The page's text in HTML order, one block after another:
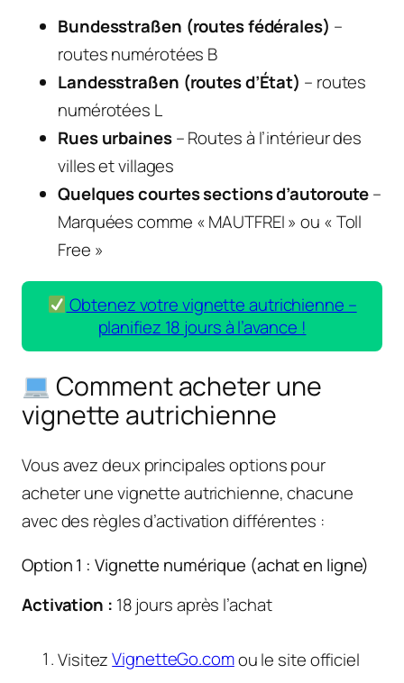
Bundesstraßen (routes fédérales) –
routes numérotées B
Landesstraßen (routes d’État) – routes
numérotées L
Rues urbaines– Routes à l’intérieur des
villes et villages
Quelques courtes sections d’autoroute–
Marquées comme « MAUTFREI » ou « Toll
Free »
Obtenez votre vignette autrichienne –
planifiez 18 jours à l’avance !
Comment acheter une
vignette autrichienne
Vous avez deux principales options pour
acheter une vignette autrichienne, chacune
avec des règles d’activation différentes :
Option 1 : Vignette numérique (achat en ligne)
Activation : 18 jours après l’achat
VisitezVignetteGo.comou le site officiel